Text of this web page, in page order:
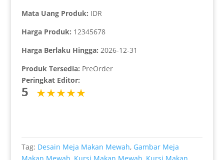
Mata Uang Produk: IDR
Harga Produk: 12345678
Harga Berlaku Hingga: 2026-12-31
Produk Tersedia: PreOrder
Peringkat Editor:
5
Tag: Desain Meja Makan Mewah, Gambar Meja